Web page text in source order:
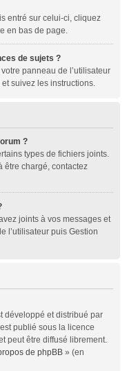
entré sur celui-ci, cliquez
en bas de page.
de sujets ?
panneau de l’utilisateur
et suivez les instructions.
?
types de fichiers joints.
être chargé, contactez
joints à vos messages et
l’utilisateur puis Gestion
développé et distribué par
publié sous la licence
peut être diffusé librement.
de phpBB » (en